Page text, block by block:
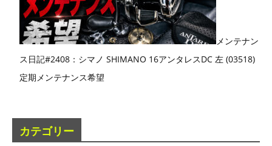
メンテナン
ス日記#2408：シマノ SHIMANO 16アンタレスDC 左 (03518)
定期メンテナンス希望
カテゴリー